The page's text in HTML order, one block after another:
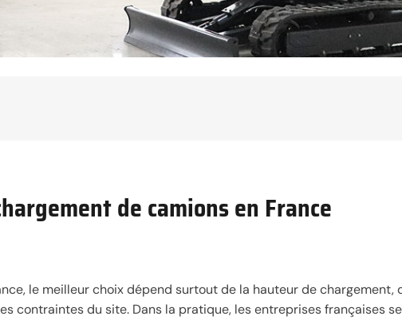
de camions en France
le meilleur choix dépend surtout de la hauteur de chargement,
contraintes du site. Dans la pratique, les entreprises françaises